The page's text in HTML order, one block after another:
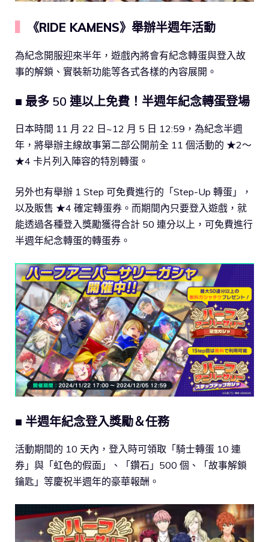
《RIDE KAMENS》舉辦半週年活動
為紀念開服迎來半年，遊戲內將會有紀念轉蛋與登入故
事的解鎖、實裝新功能等各式各樣的內容展開。
■ 最多 50 連以上免費！半週年紀念轉蛋登場
日本時間 11 月 22 日~12 月 5 日 12:59，為紀念半週
年，將舉辦主線故事第二部公開前全 11 個活動的 ★2～
★4 卡片列入陣容的特別轉蛋。
另外也有舉辦 1 Step 可免費進行的「Step-Up 轉蛋」，
以及販售 ★4 確定轉蛋券。而期間內只要登入遊戲，就
能透過各種登入獎勵獲得合計 50 連分以上，可免費進行
半週年紀念轉蛋的轉蛋券。
■ 半週年紀念登入獎勵＆任務
活動期間的 10 天內，登入時可領取「騎士轉蛋 10 連
券」與「虹色的假面」、「鑽石」500 個、「故事解鎖
鑰匙」等慶祝半週年的豪華報酬。